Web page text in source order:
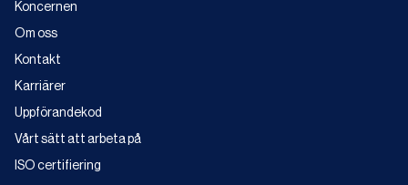
Koncernen
Om oss
Kontakt
Karriärer
Uppförandekod
Vårt sätt att arbeta på
ISO certifiering